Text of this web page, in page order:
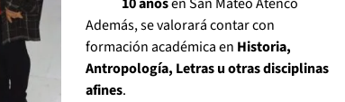
Además, se valorará contar con
formación académica en Historia,
Antropología, Letras u otras disciplinas
afines.